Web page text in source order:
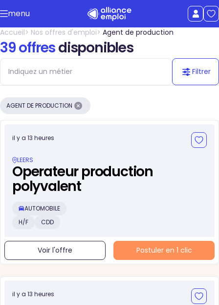
Accéder au contenu principal
Afficher le
menu
le menu
Accueil Nos offres d'emploi Agent de production
39 offresdisponibles
Filtrer
AGENT DE PRODUCTION
il y a 13 heures
LEERS
Operateur production
polyvalent
AUTOMOBILE
H/F
CDD
Voir l'offre Postuler en 1 clic
il y a 13 heures